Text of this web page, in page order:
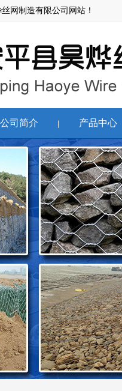
网制造有限公司网站！
公司简介 产品中心